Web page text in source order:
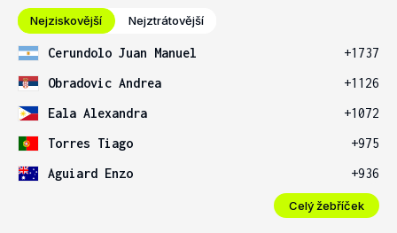
Nejziskovější Nejztrátovější
Cerundolo Juan Manuel
+1737
Obradovic Andrea
+1126
Eala Alexandra
+1072
Torres Tiago
+975
Aguiard Enzo
+936
Celý žebříček